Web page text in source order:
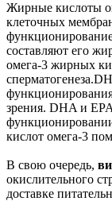
Жирные кислоты
клеточных
составляют его
омега-3 жирных
зрения. DHA и
кислот омега-3
В свою очередь,
окислительного
доставке